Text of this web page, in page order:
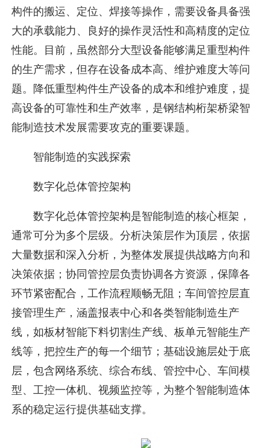
构件的搬运、定位、焊接等操作，需要设备具备强
大的承载能力、良好的操作灵活性和高精度的定位
性能。目前，虽然部分大型设备能够满足重型构件
的生产需求，但存在设备成本高、维护难度大等问
题。降低重型构件生产设备的成本和维护难度，提
高设备的可靠性和生产效率，是钢结构桁架桥梁智
能制造技术发展需要攻克的重要课题。
智能制造的实践探索
数字化总体管控架构
数字化总体管控架构是智能制造的核心框架，
通常可分为多个层级。分析决策层作为顶层，依据
大量数据和深入分析，为整体发展提供战略方向和
决策依据；协同管控层负责协调各方资源，保障各
环节紧密配合，工作流程顺畅无阻；车间管控层直
接管理生产，涵盖报表中心和各类智能制造生产
线，如板材智能下料切割生产线、板单元智能生产
线等，把控生产的每一个细节；基础设施层处于底
层，包含网络系统、综合布线、管控中心、车间模
型、工控一体机、视频监控等，为整个智能制造体
系的稳定运行提供基础支撑。